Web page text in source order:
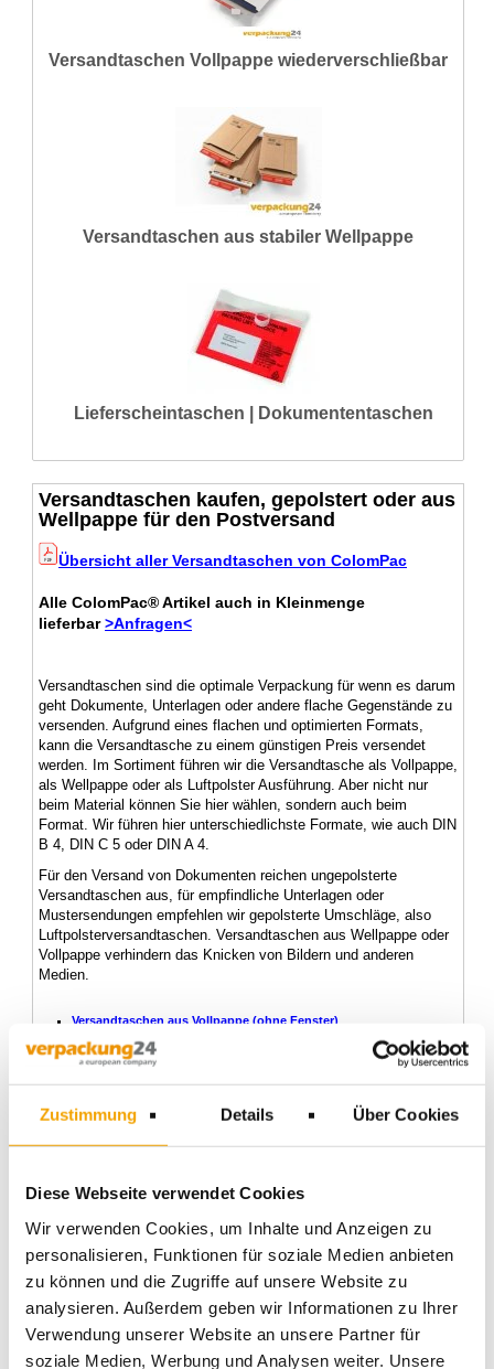
Zustimmung Details Über Cookies
Diese Webseite verwendet Cookies
Wir verwenden Cookies, um Inhalte und Anzeigen zu
personalisieren, Funktionen für soziale Medien anbieten
zu können und die Zugriffe auf unsere Website zu
analysieren. Außerdem geben wir Informationen zu Ihrer
Verwendung unserer Website an unsere Partner für
soziale Medien, Werbung und Analysen weiter. Unsere
Versandtaschen Vollpappe wiederverschließbar
Versandtaschen aus stabiler Wellpappe
Lieferscheintaschen | Dokumententaschen
Versandtaschen kaufen, gepolstert oder aus
Wellpappe für den Postversand
Übersicht aller Versandtaschen von ColomPac
Alle ColomPac® Artikel auch in Kleinmenge
lieferbar >Anfragen<
Versandtaschen sind die optimale Verpackung für wenn es darum
geht Dokumente, Unterlagen oder andere flache Gegenstände zu
versenden. Aufgrund eines flachen und optimierten Formats,
kann die Versandtasche zu einem günstigen Preis versendet
werden. Im Sortiment führen wir die Versandtasche als Vollpappe,
als Wellpappe oder als Luftpolster Ausführung. Aber nicht nur
beim Material können Sie hier wählen, sondern auch beim
Format. Wir führen hier unterschiedlichste Formate, wie auch DIN
B 4, DIN C 5 oder DIN A 4.
Für den Versand von Dokumenten reichen ungepolsterte
Versandtaschen aus, für empfindliche Unterlagen oder
Mustersendungen empfehlen wir gepolsterte Umschläge, also
Luftpolsterversandtaschen. Versandtaschen aus Wellpappe oder
Vollpappe verhindern das Knicken von Bildern und anderen
Medien.
Versandtaschen aus Vollpappe (ohne Fenster)
Versandtaschen aus stabiler Wellpappe (ohne Fenster)
Unsere Versandtaschen aus Vollpappe führen wir in
Briefumschlag besitzt eine Karton-Versandtasche eine höhere
Stabiliät, daher schützen diese den Inhalt besser. Aber nicht nur
in der Stabilität zeichnet sich dieser Artikel aus, auch beim
Packvorgang sowie beim Öffnen zeigt er seine Stärken. Zum
einen ist hier der Selbstklebeverschluss zu nennen, einfach den
Klebestreifen abziehen und zukleben. Aufgrund des
selbstklebenden Verschlusses ist somit kein Klebeband